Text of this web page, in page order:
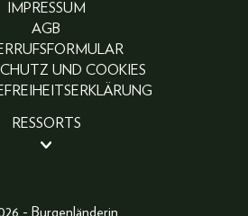
IMPRESSUM
AGB
UND COOKIES
RESSORTS
- Burgenländerin